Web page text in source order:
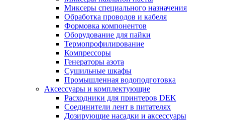
Миксеры специального назначения
Обработка проводов и кабеля
Формовка компонентов
Оборудование для пайки
Термопрофилирование
Компрессоры
Генераторы азота
Сушильные шкафы
Промышленная водоподготовка
Аксессуары и комплектующие
Расходники для принтеров DEK
Соединители лент в питателях
Дозирующие насадки и аксессуары